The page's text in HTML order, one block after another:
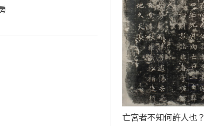
亡宮者不知何許人也？